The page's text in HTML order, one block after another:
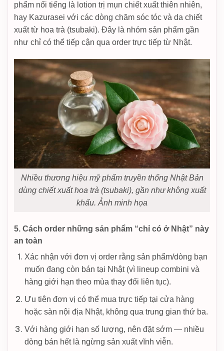
phẩm nổi tiếng là lotion trị mụn chiết xuất thiên nhiên,
hay Kazurasei với các dòng chăm sóc tóc và da chiết
xuất từ hoa trà (tsubaki). Đây là nhóm sản phẩm gần
như chỉ có thể tiếp cận qua order trực tiếp từ Nhật.
Nhiều thương hiệu mỹ phẩm truyền thống Nhật Bản
dùng chiết xuất hoa trà (tsubaki), gần như không xuất
khẩu. Ảnh minh họa
5. Cách order những sản phẩm “chỉ có ở Nhật” này
an toàn
Xác nhận với đơn vị order rằng sản phẩm/dòng bạn
muốn đang còn bán tại Nhật (vì lineup combini và
hàng giới hạn theo mùa thay đổi liên tục).
Ưu tiên đơn vị có thể mua trực tiếp tại cửa hàng
hoặc sàn nội địa Nhật, không qua trung gian thứ ba.
Với hàng giới hạn số lượng, nên đặt sớm — nhiều
dòng bán hết là ngừng sản xuất vĩnh viễn.